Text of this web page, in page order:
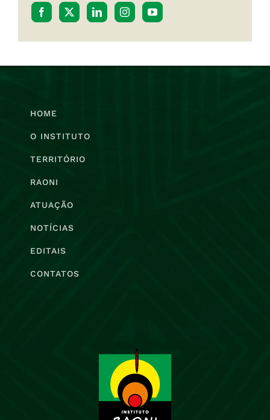
HOME
O INSTITUTO
TERRITÓRIO
RAONI
ATUAÇÃO
NOTÍCIAS
EDITAIS
CONTATOS